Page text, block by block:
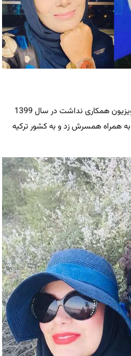
خانم مجری که از سال 98 با تلویزیون همکاری نداشت در سال 1399
به همراه همسرش زد و به کشور ترکیه